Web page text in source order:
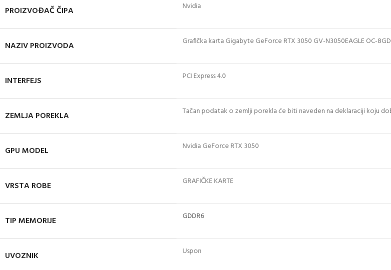
PROIZVOĐAČ ČIPA Nvidia
NAZIV PROIZVODA Grafička karta Gigabyte GeForce RTX 3050 GV-N3050EAGLE OC-
INTERFEJS PCI Express 4.0
ZEMLJA POREKLA Tačan podatak o zemlji porekla će biti naveden na deklaraciji koju
GPU MODEL Nvidia GeForce RTX 3050
VRSTA ROBE GRAFIČKE KARTE
TIP MEMORIJE GDDR6
UVOZNIK Uspon